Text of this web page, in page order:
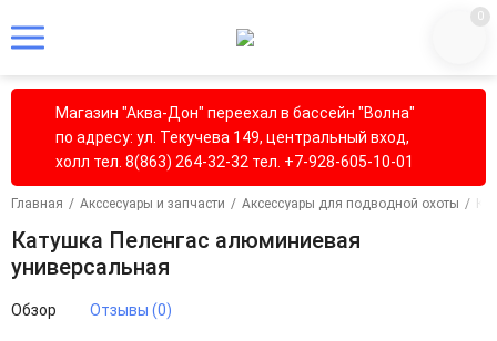
0
Магазин "Аква-Дон" переехал в бассейн "Волна"
по адресу: ул. Текучева 149, центральный вход,
холл тел. 8(863) 264-32-32 тел. +7-928-605-10-01
Главная / Акссесуары и запчасти / Аксессуары для подводной охоты /
Катушка Пеленгас алюминиевая
универсальная
Обзор Отзывы (0)